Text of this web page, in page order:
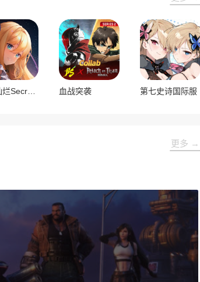
星光灿烂Secret Love 血战突袭 第七史诗国际服
更多 →